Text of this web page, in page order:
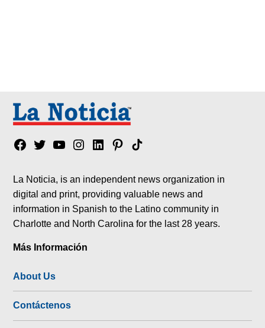
Facebook
TwitterYouTubeInstagram
LinkedinPinterest
Tik
La Noticia, is an independent news organization in
digital and print, providing valuable news and
information in Spanish to the Latino community in
Charlotte and North Carolina for the last 28 years.
Más Información
About Us
Contáctenos